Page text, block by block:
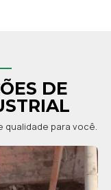
DE
para você.